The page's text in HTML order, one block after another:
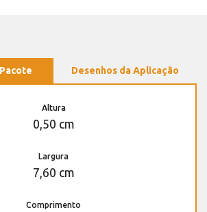
Desenhos da Aplicação
Altura
0,50 cm
Largura
7,60 cm
Comprimento